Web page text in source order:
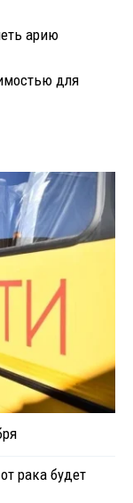
арию
для
рака будет